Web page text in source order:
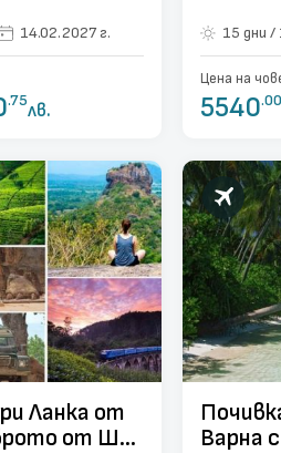
и Вади
полет от
14.02.2027 г.
.75лв.
Цена на
5540.00
Ланка от
от Шри
Варна